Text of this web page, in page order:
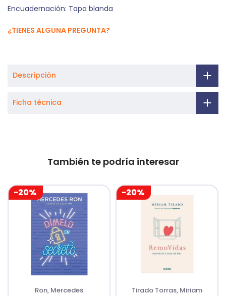
Encuadernación: Tapa blanda
¿TIENES ALGUNA PREGUNTA?
Descripción
Ficha técnica
También te podría interesar
-20%
Ron, Mercedes
-20%
Tirado Torras, Miriam